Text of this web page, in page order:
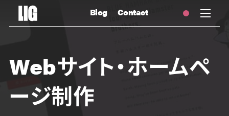
Contact
Blog
Webサイト・ホームペ
ージ制作